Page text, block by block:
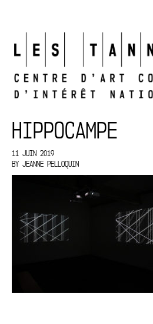
HIPPOCAMPE
11 JUIN 2019
BY JEANNE PELLOQUIN